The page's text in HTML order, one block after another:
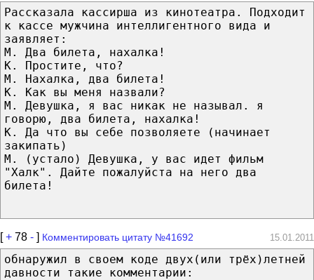
Рассказала кассирша из кинотеатра. Подходит
к кассе мужчина интеллигентного вида и
заявляет:
М. Два билета, нахалка!
К. Простите, что?
М. Нахалка, два билета!
К. Как вы меня назвали?
М. Девушка, я вас никак не называл. я
говорю, два билета, нахалка!
К. Да что вы себе позволяете (начинает
закипать)
М. (устало) Девушка, у вас идет фильм
"Халк". Дайте пожалуйста на него два
билета!
[+ 78 - ] Комментировать цитату №41692 15.01.2011
обнаружил в своем коде двух(или трёх)летней
давности такие комментарии: